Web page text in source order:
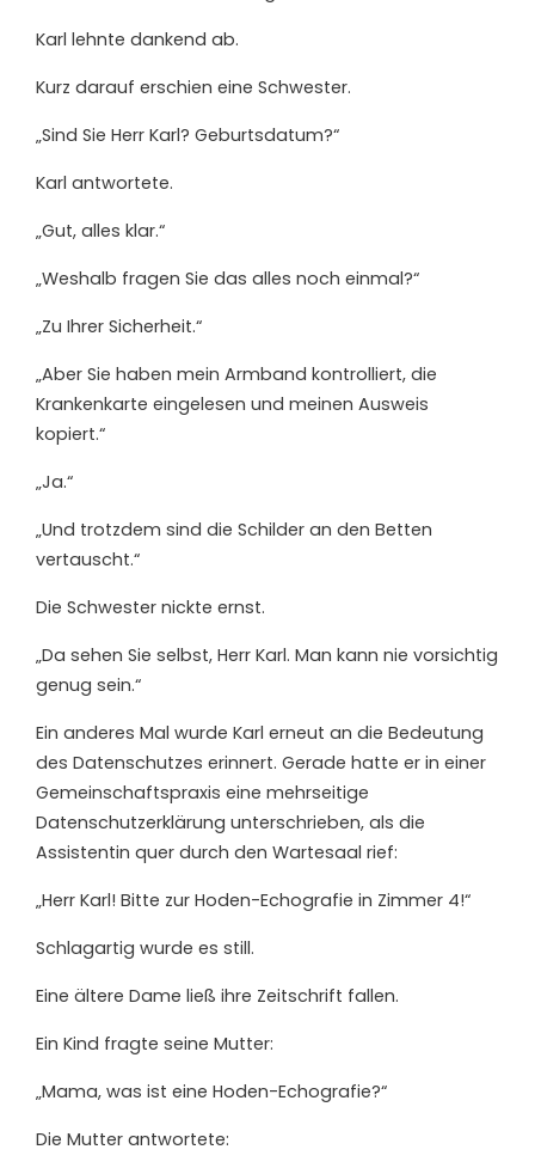
Karl lehnte dankend ab.
Kurz darauf erschien eine Schwester.
„Sind Sie Herr Karl? Geburtsdatum?“
Karl antwortete.
„Gut, alles klar.“
„Weshalb fragen Sie das alles noch einmal?“
„Zu Ihrer Sicherheit.“
„Aber Sie haben mein Armband kontrolliert, die
Krankenkarte eingelesen und meinen Ausweis
kopiert.“
„Ja.“
„Und trotzdem sind die Schilder an den Betten
vertauscht.“
Die Schwester nickte ernst.
„Da sehen Sie selbst, Herr Karl. Man kann nie vorsichtig
genug sein.“
Ein anderes Mal wurde Karl erneut an die Bedeutung
des Datenschutzes erinnert. Gerade hatte er in einer
Gemeinschaftspraxis eine mehrseitige
Datenschutzerklärung unterschrieben, als die
Assistentin quer durch den Wartesaal rief:
„Herr Karl! Bitte zur Hoden-Echografie in Zimmer 4!“
Schlagartig wurde es still.
Eine ältere Dame ließ ihre Zeitschrift fallen.
Ein Kind fragte seine Mutter:
„Mama, was ist eine Hoden-Echografie?“
Die Mutter antwortete: